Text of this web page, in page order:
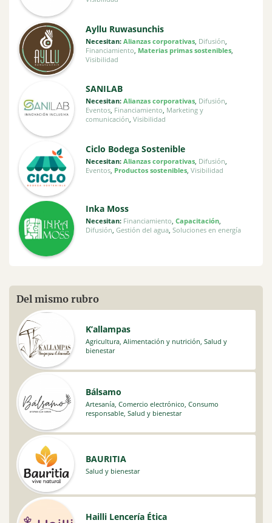
Ayllu Ruwasunchis
Necesitan: Alianzas corporativas, Difusión
Financiamiento Materias primas sostenibles,
Visibilidad
SANILAB
Necesitan: Alianzas corporativas, Difusión,
Eventos, Financiamiento, Marketing y
comunicación, Visibilidad
Ciclo Bodega Sostenible
Necesitan: Alianzas corporativas, Difusión
Eventos, Productos sostenibles, Visibilidad
Inka Moss
Necesitan: Financiamiento, Capacitación,
Difusión, Gestión del agua, Soluciones en energía
Del mismo rubro
K’allampas
Agricultura, Alimentación y nutrición, Salud y
bienestar
Bálsamo
Artesanía, Comercio electrónico Consumo
responsable, Salud y bienestar
BAURITIA
Salud y bienestar
Hailli Lencería Ética